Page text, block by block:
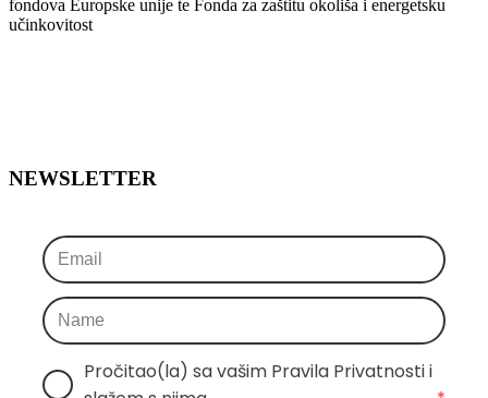
fondova Europske unije te Fonda za zaštitu okoliša i energetsku
učinkovitost
NEWSLETTER
Pročitao(la) sa vašim Pravila Privatnosti i